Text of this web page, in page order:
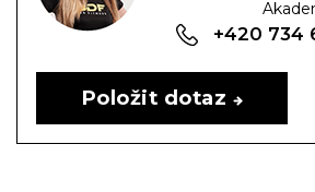
+420 734
Položit dotaz